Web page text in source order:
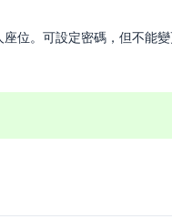
位。可設定密碼，但不能